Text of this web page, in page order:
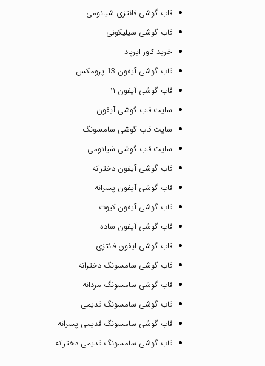
قاب گوشی فانتزی شیائومی
قاب گوشی سیلیکونی
خرید کاور ایرپاد
قاب گوشی آیفون 13 پرومکس
قاب گوشی آیفون ۱۱
سایت قاب گوشی آیفون
سایت قاب گوشی سامسونگ
سایت قاب گوشی شیائومی
قاب گوشی آیفون دخترانه
قاب گوشی آیفون پسرانه
قاب گوشی آیفون کیوت
قاب گوشی آیفون ساده
قاب گوشی ایفون فانتزی
قاب گوشی سامسونگ دخترانه
قاب گوشی سامسونگ مردانه
قاب گوشی سامسونگ قدیمی
قاب گوشی سامسونگ قدیمی پسرانه
قاب گوشی سامسونگ قدیمی دخترانه